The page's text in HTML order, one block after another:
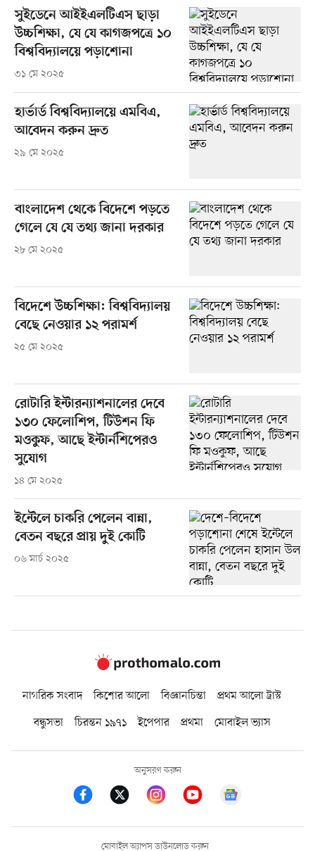
সুইডেনে আইইএলটিএস ছাড়া
উচ্চশিক্ষা, যে যে কাগজপত্রে ১০
বিশ্ববিদ্যালয়ে পড়াশোনা
৩১ মে ২০২৫
হার্ভার্ড বিশ্ববিদ্যালয়ে এমবিএ,
আবেদন করুন দ্রুত
২৯ মে ২০২৫
বাংলাদেশ থেকে বিদেশে পড়তে
গেলে যে যে তথ্য জানা দরকার
২৮ মে ২০২৫
বিদেশে উচ্চশিক্ষা: বিশ্ববিদ্যালয়
বেছে নেওয়ার ১২ পরামর্শ
২৫ মে ২০২৫
রোটারি ইন্টারন্যাশনালের দেবে
১৩০ ফেলোশিপ, টিউশন ফি
মওকুফ, আছে ইন্টার্নশিপেরও
সুযোগ
১৪ মে ২০২৫
ইন্টেলে চাকরি পেলেন বান্না,
বেতন বছরে প্রায় দুই কোটি
০৬ মার্চ ২০২৫
নাগরিক সংবাদ কিশোর আলো বিজ্ঞানচিন্তা
প্রথম আলো ট্রাস্ট
বন্ধুসভা
চিরন্তন ১৯৭১ ইপেপার প্রথমা মোবাইল ভ্যাস
অনুসরণ করুন
মোবাইল অ্যাপস ডাউনলোড করুন